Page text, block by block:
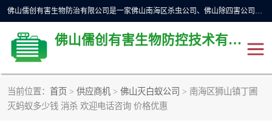
佛山儒创有害生物防治有限公司是一家佛山南海区杀虫公司、佛山除四害公司、佛山灭白蚁公司、佛山白蚁防治公司，让您远离虫害困扰。要问佛山白蚁防治哪家好？佛山儒创有害生物防治有限公司全佛山、广州，正规公司，上门勘查，可靠，售后有保障。
佛山儒创有害生物防控技术有限公司
当前位置： 首页 > 供应商机 > 佛山灭白蚁公司 > 南海区狮山镇丁圃
灭蚂蚁多少钱 消杀 欢迎电话咨询 价格优惠
除四害公司 佛山杀虫